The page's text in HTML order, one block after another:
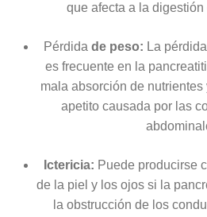
que afecta a la
Pérdida de peso: La
es frecuente en la
mala absorción de nutrientes
apetito causada por las
Ictericia: Puede producirse
de la piel y los ojos si la
la obstrucción de los